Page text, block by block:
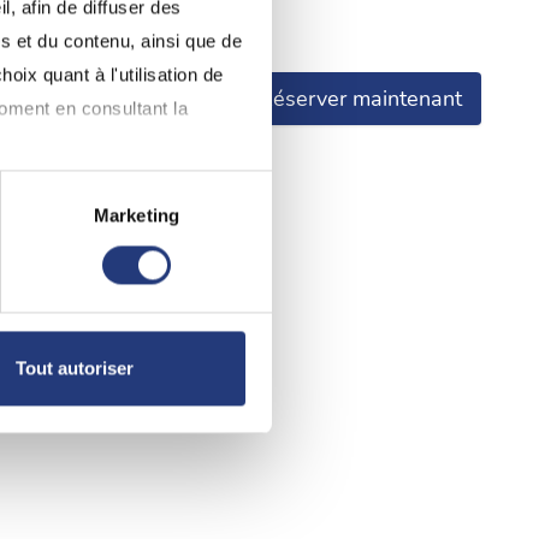
afin de diffuser des
et du contenu, ainsi que de
quant à l'utilisation de
en consultant la
mètres près
(empreintes
Marketing
Tout autoriser
avoir pris connaissance.
Réserver maintenant